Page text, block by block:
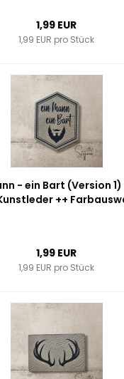
1,99 EUR
1,99 EUR pro Stück
- ein Bart (Version
++
1,99 EUR
1,99 EUR pro Stück